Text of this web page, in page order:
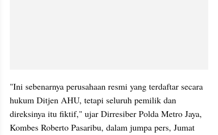
"Ini sebenarnya perusahaan resmi yang terdaftar secara
hukum Ditjen AHU, tetapi seluruh pemilik dan
direksinya itu fiktif," ujar Dirresiber Polda Metro Jaya,
Kombes Roberto Pasaribu, dalam jumpa pers, Jumat